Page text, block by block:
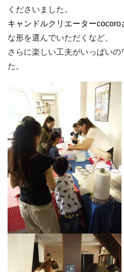
くださいました。
キャンドルクリエーターcocoro
な形を選んでいただくなど、
さらに楽しい工夫がいっぱい
た。